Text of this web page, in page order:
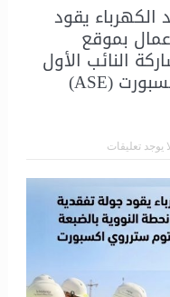
الكهرباء يقود
بموقع
النائب الأول
لرئيس شركة اتوم ستروي اكسبورت (ASE)
يوجد تعليقات